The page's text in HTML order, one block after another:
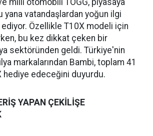
milli otomobili TOGG, piyasaya
yana vatandaşlardan yoğun ilgi
Özellikle T10X modeli için
bu kez dikkat çeken bir
sektöründen geldi. Türkiye'nin
markalarından Bambi, toplam 41
hediye edeceğini duyurdu.
YAPAN ÇEKİLİŞE